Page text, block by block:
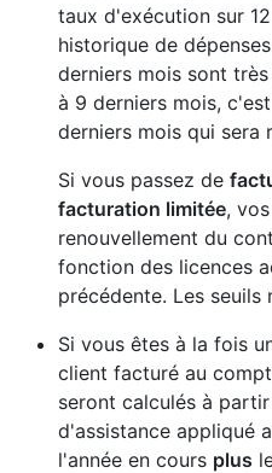
taux d'exécution sur
historique de
derniers mois sont
à 9 derniers mois,
derniers mois qui sera
Si vous passez de
facturation limitée,
renouvellement du
fonction des licences
précédente. Les seuils
Si vous êtes à la fois
client facturé au
seront calculés à
d'assistance appliqué
l'année en cours plus